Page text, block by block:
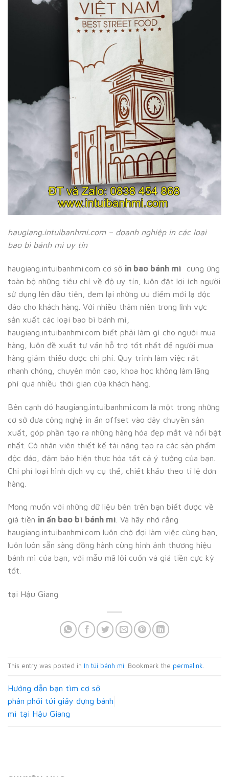
haugiang.intuibanhmi.com – doanh nghiệp in các loại
bao bì bánh mì uy tín
haugiang.intuibanhmi.com cơ sở in bao bánh mì cung ứng
toàn bộ những tiêu chí về độ uy tín, luôn đặt lợi ích người
sử dụng lên đầu tiên, đem lại những ưu điểm mới lạ độc
đáo cho khách hàng. Với nhiều thâm niên trong lĩnh vực
sản xuất các loại bao bì bánh mì,
haugiang.intuibanhmi.com biết phải làm gì cho người mua
hàng, luôn đề xuất tư vấn hỗ trợ tốt nhất để người mua
hàng giảm thiểu được chi phí. Quy trình làm việc rất
nhanh chóng, chuyên môn cao, khoa học không làm lãng
phí quá nhiều thời gian của khách hàng.
Bên cạnh đó haugiang.intuibanhmi.com là một trong những
cơ sở đưa công nghệ in ấn offset vào dây chuyền sản
xuất, góp phần tạo ra những hàng hóa đẹp mắt và nổi bật
nhất. Có nhân viên thiết kế tài năng tạo ra các sản phẩm
độc đáo, đảm bảo hiện thực hóa tất cả ý tưởng của bạn.
Chi phí loại hình dịch vụ cụ thể, chiết khấu theo tỉ lệ đơn
hàng.
Mong muốn với những dữ liệu bên trên bạn biết được về
giá tiền in ấn bao bì bánh mì . Và hãy nhớ rằng
haugiang.intuibanhmi.com luôn chờ đợi làm việc cùng bạn,
luôn luôn sẵn sàng đồng hành cùng hình ảnh thương hiệu
bánh mì của bạn, với mẫu mã lôi cuốn và giá tiền cực kỳ
tốt.
tại Hậu Giang
This entry was posted in In túi bánh mì . Bookmark the permalink
Hướng dẫn bạn tìm cơ sở
phân phối túi giấy đựng bánh
mì tại Hậu Giang